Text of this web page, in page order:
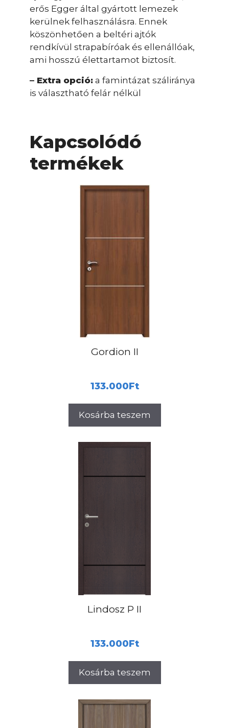
erős Egger által gyártott lemezek
kerülnek felhasználásra. Ennek
köszönhetően a beltéri ajtók
rendkívül strapabíróak és ellenállóak,
ami hosszú élettartamot biztosít.
– Extra opció: a famintázat száliránya
is választható felár nélkül
Kapcsolódó
termékek
Gordion II
133.000Ft
Kosárba teszem
Lindosz P II
133.000Ft
Kosárba teszem